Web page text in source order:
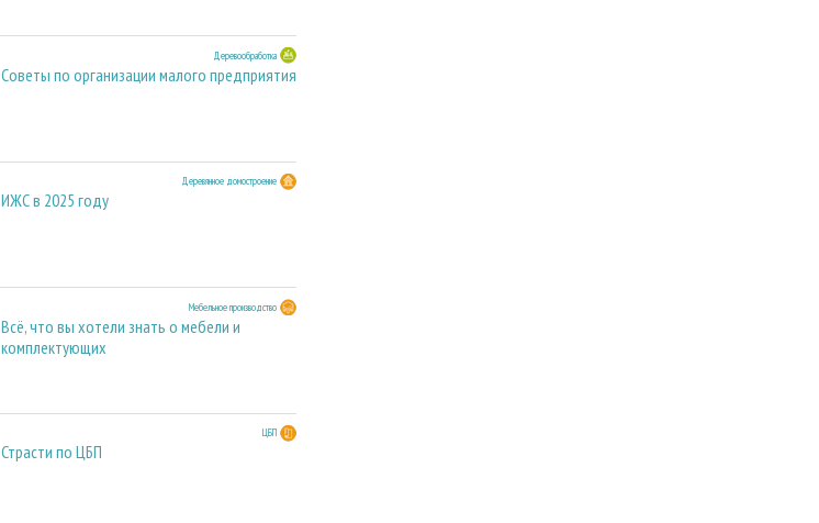
Деревообработка
Советы по организации малого предприятия
Деревянное домостроение
ИЖС в 2025 году
Мебельное производство
Всё, что вы хотели знать о мебели и
комплектующих
ЦБП
Страсти по ЦБП